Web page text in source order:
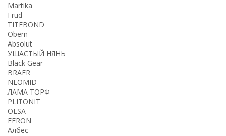
Martika
Frud
TITEBOND
Obern
Absolut
УШАСТЫЙ НЯНЬ
Black Gear
BRAER
NEOMID
ЛАМА ТОРФ
PLITONIT
OLSA
FERON
Албес